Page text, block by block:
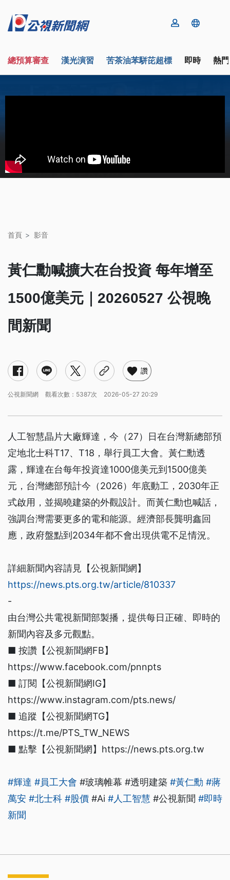
總預算審查 漢光演習 苦茶油苯駢芘超標 即時 熱
首頁 影音
黃仁勳喊擴大在台投資 每年增至
1500億美元｜20260527 公視晚
間新聞
讚
公視新聞網 觀看次數：5387次 2026-05-27 20:29
人工智慧晶片大廠輝達，今（27）日在台灣新總部預
定地北士科T17、T18，舉行員工大會。黃仁勳透
露，輝達在台每年投資達1000億美元到1500億美
元，台灣總部預計今（2026）年底動工，2030年正
式啟用，並揭曉建築的外觀設計。而黃仁勳也喊話，
強調台灣需要更多的電和能源。經濟部長龔明鑫回
應，政府盤點到2034年都不會出現供電不足情況。
詳細新聞內容請見【公視新聞網】
https://news.pts.org.tw/article/810337
-
由台灣公共電視新聞部製播，提供每日正確、即時的
新聞內容及多元觀點。
■ 按讚【公視新聞網FB】
https://www.facebook.com/pnnpts
■ 訂閱【公視新聞網IG】
https://www.instagram.com/pts.news/
■ 追蹤【公視新聞網TG】
https://t.me/PTS_TW_NEWS
■ 點擊【公視新聞網】https://news.pts.org.tw
#輝達 #員工大會 #玻璃帷幕 #透明建築 #黃仁勳 #蔣
萬安 #北士科 #股價 #Ai #人工智慧 #公視新聞 #即時
新聞